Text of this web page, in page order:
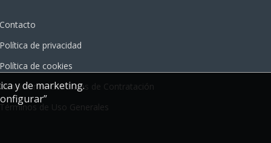
Contacto
Política de privacidad
Política de cookies
Condiciones Generales de Contratación
Términos de Uso Generales
y de marketing.